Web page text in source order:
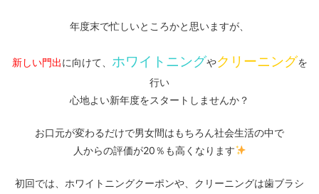
年度末で忙しいところかと思いますが、
新しい門出に向けて、 ホワイトニングやクリーニングを
行い
心地よい新年度をスタートしませんか？
お口元が変わるだけで男女間はもちろん社会生活の中で
人からの評価が20％も高くなります
初回では、ホワイトニングクーポンや、クリーニングは歯ブラシ